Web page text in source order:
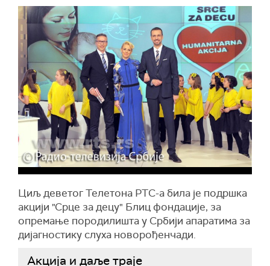
Циљ деветог Телетона РТС-а била је подршка
акцији "Срце за децу" Блиц фондације, за
опремање породилишта у Србији апаратима за
дијагностику слуха новорођенчади.
Акција и даље траје